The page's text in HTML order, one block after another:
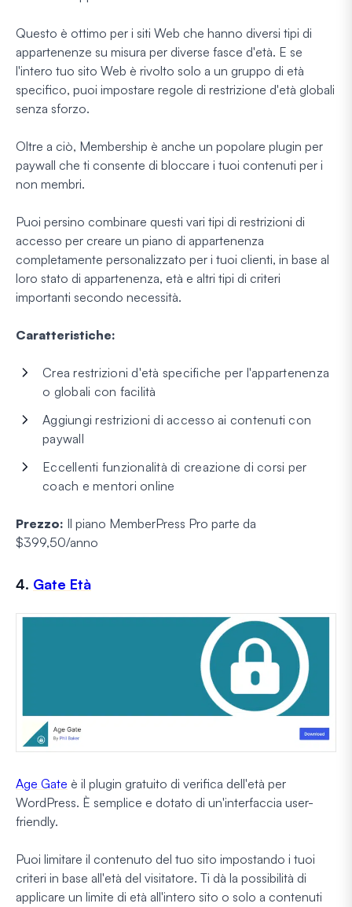
Questo è ottimo per i siti Web che hanno diversi tipi di
appartenenze su misura per diverse fasce d'età. E se
l'intero tuo sito Web è rivolto solo a un gruppo di età
specifico, puoi impostare regole di restrizione d'età globali
senza sforzo.
Oltre a ciò, Membership è anche un popolare plugin per
paywall che ti consente di bloccare i tuoi contenuti per i
non membri.
Puoi persino combinare questi vari tipi di restrizioni di
accesso per creare un piano di appartenenza
completamente personalizzato per i tuoi clienti, in base al
loro stato di appartenenza, età e altri tipi di criteri
importanti secondo necessità.
Caratteristiche:
Crea restrizioni d'età specifiche per l'appartenenza
o globali con facilità
Aggiungi restrizioni di accesso ai contenuti con
paywall
Eccellenti funzionalità di creazione di corsi per
coach e mentori online
Prezzo: Il piano MemberPress Pro parte da
$399,50/anno
4. Gate Età
Age Gate è il plugin gratuito di verifica dell'età per
WordPress. È semplice e dotato di un'interfaccia user-
friendly.
Puoi limitare il contenuto del tuo sito impostando i tuoi
criteri in base all'età del visitatore. Ti dà la possibilità di
applicare un limite di età all'intero sito o solo a contenuti